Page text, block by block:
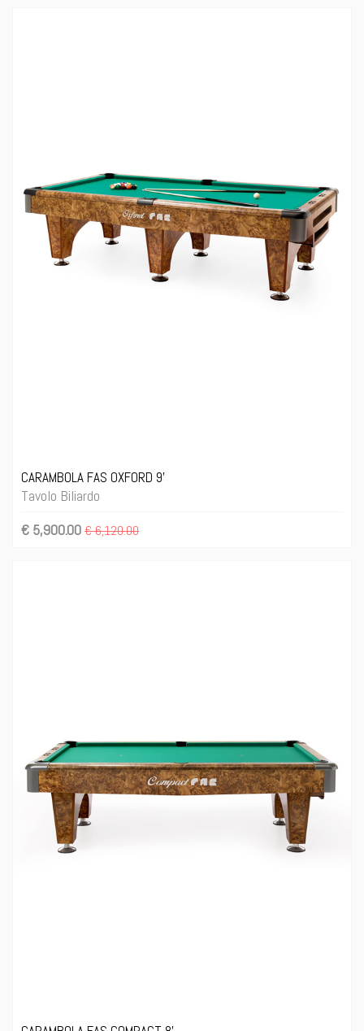
CARAMBOLA FAS OXFORD 9'
Tavolo Biliardo
€ 5,900.00€ 6,120.00